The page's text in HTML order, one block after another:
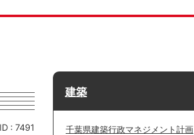
: 7491
建築
千葉県建築行政マネジメント計画